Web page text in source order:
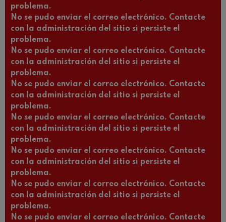
problema.
No se pudo enviar el correo electrónico. Contacte
con la administración del sitio si persiste el
problema.
No se pudo enviar el correo electrónico. Contacte
con la administración del sitio si persiste el
problema.
No se pudo enviar el correo electrónico. Contacte
con la administración del sitio si persiste el
problema.
No se pudo enviar el correo electrónico. Contacte
con la administración del sitio si persiste el
problema.
No se pudo enviar el correo electrónico. Contacte
con la administración del sitio si persiste el
problema.
No se pudo enviar el correo electrónico. Contacte
con la administración del sitio si persiste el
problema.
No se pudo enviar el correo electrónico. Contacte